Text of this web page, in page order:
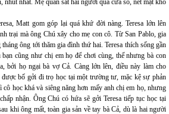
nhút nhát. Mẹ quan sát hai người qua cửa sổ, nét mặt khó
Matt gom góp lại quá khứ đời nàng. Teresa lớn lên
trại mà ông Chú xây cho mẹ con cô. Từ San Pablo, gia
ông tới thăm gia đình thứ hai. Teresa thích sống gần
cũng như chị em họ để chơi cùng, thế nhưng bà con
bởi họ ngại bà vợ Cả. Càng lớn lên, điều này làm cho
được bố gởi đi trọ học tại một trường tư, mặc kệ sự phản
cô học khá và siêng năng hơn mấy anh chị em họ, nhưng
nhận. Ông Chú có hứa sẽ gởi Teresa tiếp tục học tại
khi ông mất, toàn gia sản về tay bà Cả, dù là hai người